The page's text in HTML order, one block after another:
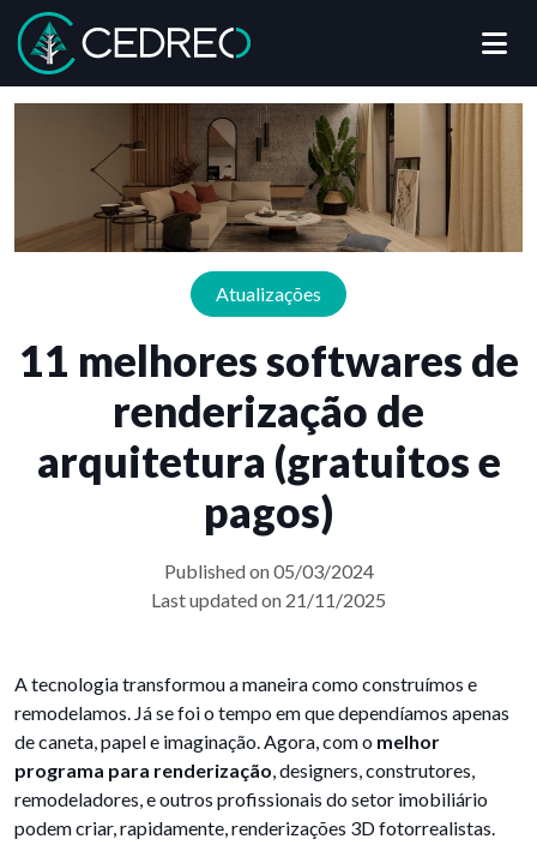
Cedreo
11 melhores softwares de
renderização de
arquitetura (gratuitos e
pagos)
Published on 05/03/2024
Last updated on 21/11/2025
Atualizações
A tecnologia transformou a maneira como construímos e
remodelamos. Já se foi o tempo em que dependíamos apenas
de caneta, papel e imaginação. Agora, com o melhor
programa para renderização, designers, construtores,
remodeladores, e outros profissionais do setor imobiliário
podem criar, rapidamente, renderizações 3D fotorrealistas.